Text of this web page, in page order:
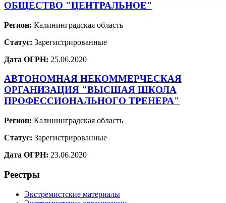
ОБЩЕСТВО "ЦЕНТРАЛЬНОЕ"
Регион: Калининградская область
Статус: Зарегистрированные
Дата ОГРН: 25.06.2020
АВТОНОМНАЯ НЕКОММЕРЧЕСКАЯ
ОРГАНИЗАЦИЯ "ВЫСШАЯ ШКОЛА
ПРОФЕССИОНАЛЬНОГО ТРЕНЕРА"
Регион: Калининградская область
Статус: Зарегистрированные
Дата ОГРН: 23.06.2020
Реестры
Экстремистские материалы